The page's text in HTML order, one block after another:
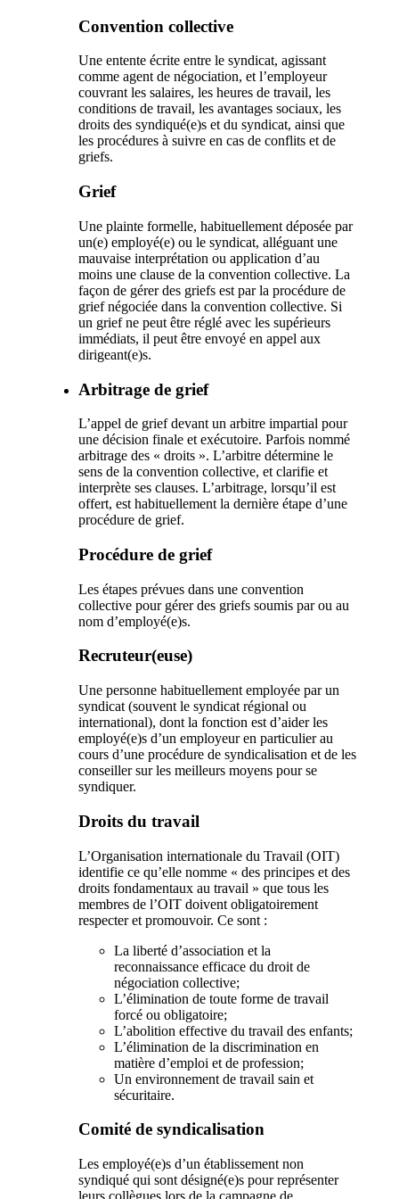
Convention collective
Une entente écrite entre le syndicat, agissant
comme agent de négociation, et l’employeur
couvrant les salaires, les heures de travail, les
conditions de travail, les avantages sociaux, les
droits des syndiqué(e)s et du syndicat, ainsi que
les procédures à suivre en cas de conflits et de
griefs.
Grief
Une plainte formelle, habituellement déposée par
un(e) employé(e) ou le syndicat, alléguant une
mauvaise interprétation ou application d’au
moins une clause de la convention collective. La
façon de gérer des griefs est par la procédure de
grief négociée dans la convention collective. Si
un grief ne peut être réglé avec les supérieurs
immédiats, il peut être envoyé en appel aux
dirigeant(e)s.
Arbitrage de grief
L’appel de grief devant un arbitre impartial pour
une décision finale et exécutoire. Parfois nommé
arbitrage des « droits ». L’arbitre détermine le
sens de la convention collective, et clarifie et
interprète ses clauses. L’arbitrage, lorsqu’il est
offert, est habituellement la dernière étape d’une
procédure de grief.
Procédure de grief
Les étapes prévues dans une convention
collective pour gérer des griefs soumis par ou au
nom d’employé(e)s.
Recruteur(euse)
Une personne habituellement employée par un
syndicat (souvent le syndicat régional ou
international), dont la fonction est d’aider les
employé(e)s d’un employeur en particulier au
cours d’une procédure de syndicalisation et de les
conseiller sur les meilleurs moyens pour se
syndiquer.
Droits du travail
L’Organisation internationale du Travail (OIT)
identifie ce qu’elle nomme « des principes et des
droits fondamentaux au travail » que tous les
membres de l’OIT doivent obligatoirement
respecter et promouvoir. Ce sont :
La liberté d’association et la
reconnaissance efficace du droit de
négociation collective;
L’élimination de toute forme de travail
forcé ou obligatoire;
L’abolition effective du travail des enfants;
L’élimination de la discrimination en
matière d’emploi et de profession;
Un environnement de travail sain et
sécuritaire.
Comité de syndicalisation
Les employé(e)s d’un établissement non
syndiqué qui sont désigné(e)s pour représenter
leurs collègues lors de la campagne de